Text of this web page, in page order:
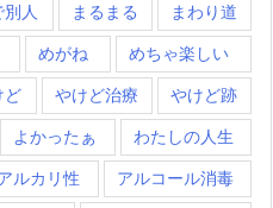
別人 まるまる まわり道
めがね めちゃ楽しい
ど やけど治療 やけど跡
よかったぁ わたしの人生
ルカリ性 アルコール消毒